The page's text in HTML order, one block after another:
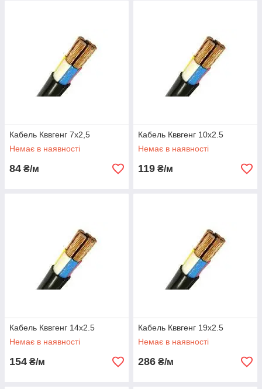
Кабель Кввгенг 7х2,5
Немає в наявності
84 ₴/м
Кабель Кввгенг 10х2.5
Немає в наявності
119 ₴/м
Кабель Кввгенг 14х2.5
Немає в наявності
154 ₴/м
Кабель Кввгенг 19х2.5
Немає в наявності
286 ₴/м